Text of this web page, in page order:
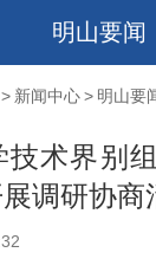
明山要闻
> 新闻中心 > 明山要
技术界别
调研协商